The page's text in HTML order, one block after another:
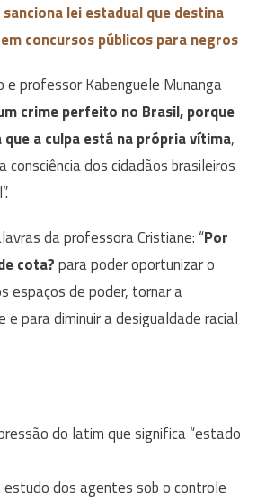
sanciona lei estadual que destina
concursos públicos para negros
professor Kabenguele Munanga
crime perfeito no Brasil, porque
a culpa está na própria vítima,
dos cidadãos brasileiros
da professora Cristiane: “Por
cota?para poder oportunizar o
espaços de poder, tornar a
e para diminuir a desigualdade racial
do latim que significa “estado
estudo dos agentes sob o controle